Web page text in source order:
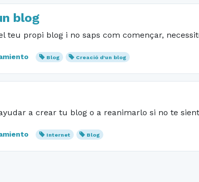
blog
teu propi blog i no saps com començar,
Blog Creació d'un blog
a crear tu blog o a reanimarlo si no te
Internet Blog